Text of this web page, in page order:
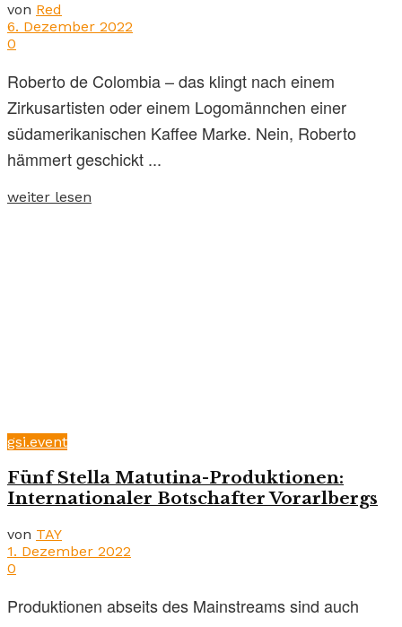
von Red
6. Dezember 2022
0
Roberto de Colombia – das klingt nach einem
Zirkusartisten oder einem Logomännchen einer
südamerikanischen Kaffee Marke. Nein, Roberto
hämmert geschickt ...
weiter lesen
gsi.event
Fünf Stella Matutina-Produktionen:
Internationaler Botschafter Vorarlbergs
von TAY
1. Dezember 2022
0
Produktionen abseits des Mainstreams sind auch